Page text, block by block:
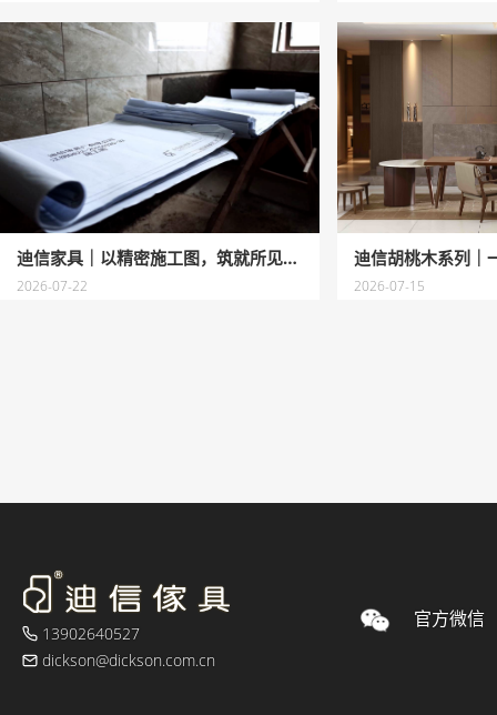
迪信家具｜以精密施工图，筑就所见即所得的理想家
2026-07-22
迪信胡桃木系列｜
2026-07-15
13902640527
dickson@dickson.com.cn
官方微信